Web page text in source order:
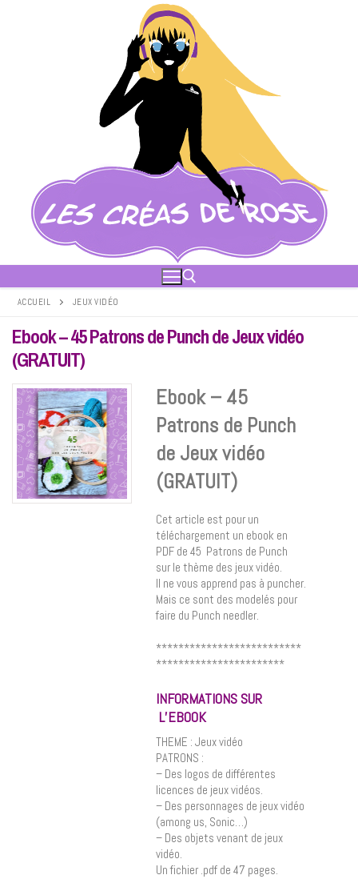
Rechercher :
ACCUEIL JEUX VIDÉO
Ebook – 45 Patrons de Punch de Jeux vidéo
(GRATUIT)
Ebook – 45
Patrons de Punch
de Jeux vidéo
(GRATUIT)
Cet article est pour un
téléchargement un ebook en
PDF de 45 Patrons de Punch
sur le thème des jeux vidéo.
Il ne vous apprend pas à puncher.
Mais ce sont des modelés pour
faire du Punch needler.
**************************
***********************
INFORMATIONS SUR
L’EBOOK
THEME : Jeux vidéo
PATRONS :
– Des logos de différentes
licences de jeux vidéos.
– Des personnages de jeux vidéo
(among us, Sonic…)
– Des objets venant de jeux
vidéo.
Un fichier .pdf de 47 pages.